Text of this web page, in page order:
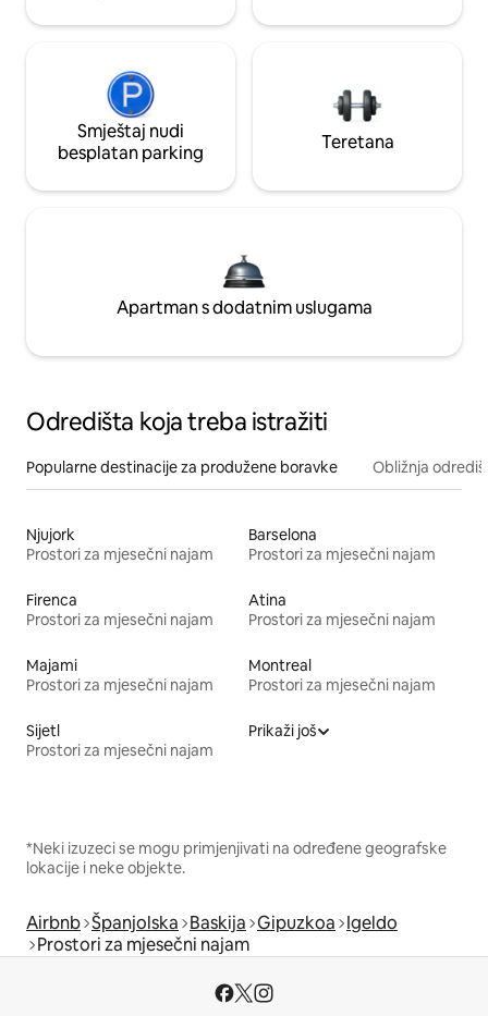
Smještaj nudi
besplatan parking
Teretana
Apartman s dodatnim uslugama
Odredišta koja treba istražiti
Popularne destinacije za produžene boravke Obližnja
Njujork
Prostori za mjesečni najam
Barselona
Prostori za mjesečni najam
Firenca
Prostori za mjesečni najam
Atina
Prostori za mjesečni najam
Majami
Prostori za mjesečni najam
Montreal
Prostori za mjesečni najam
Sijetl
Prostori za mjesečni najam
Prikaži još
*Neki izuzeci se mogu primjenjivati na određene geografske
lokacije i neke objekte.
Airbnb Španjolska Baskija Gipuzkoa Igeldo
Prostori za mjesečni najam